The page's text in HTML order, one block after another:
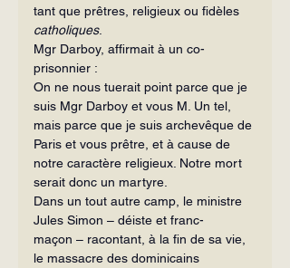
tant que prêtres, religieux ou fidèles
catholiques.
Mgr Darboy, affirmait à un co-
prisonnier :
On ne nous tuerait point parce que je
suis Mgr Darboy et vous M. Un tel,
mais parce que je suis archevêque de
Paris et vous prêtre, et à cause de
notre caractère religieux. Notre mort
serait donc un martyre.
Dans un tout autre camp, le ministre
Jules Simon – déiste et franc-
maçon – racontant, à la fin de sa vie,
le massacre des dominicains